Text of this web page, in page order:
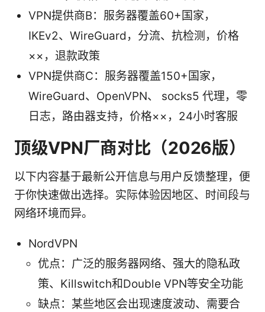
VPN提供商B：服务器覆盖60+国家，
IKEv2、WireGuard，分流、抗检测，价格
××，退款政策
VPN提供商C：服务器覆盖150+国家，
WireGuard、OpenVPN、 socks5 代理，零
日志，路由器支持，价格××，24小时客服
顶级VPN厂商对比（2026版）
以下内容基于最新公开信息与用户反馈整理，便
于你快速做出选择。实际体验因地区、时间段与
网络环境而异。
NordVPN
优点：广泛的服务器网络、强大的隐私政
策、Killswitch和Double VPN等安全功能
缺点：某些地区会出现速度波动、需要合